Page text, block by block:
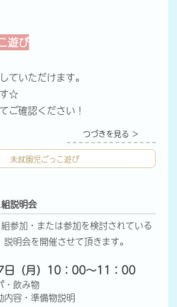
遊び
ていただけます。
す☆
ご確認ください！
つづきを見る ＞
未就園児ごっこ遊び
説明会
参加・または参加を検討されている
明会を開催させて頂きます。
日（月）10：00～11：00
・飲み物
容・準備物説明